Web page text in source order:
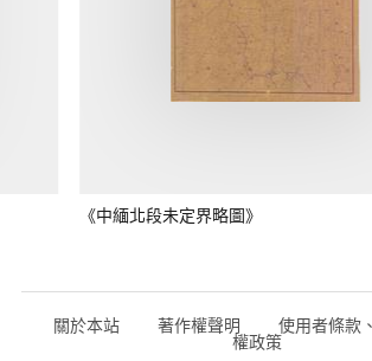
《中緬北段未定界略圖》
關於本站 著作權聲明 使用者條款
權政策